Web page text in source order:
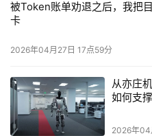
本文来源于DOIT传媒，文章
被Token账单劝退之后，我把
卡
2026年04月27日 17点59分
从亦庄
如何支
2026年04